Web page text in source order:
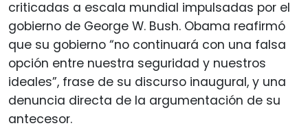
criticadas a escala mundial impulsadas por el
gobierno de George W. Bush. Obama reafirmó
que su gobierno “no continuará con una falsa
opción entre nuestra seguridad y nuestros
ideales”, frase de su discurso inaugural, y una
denuncia directa de la argumentación de su
antecesor.